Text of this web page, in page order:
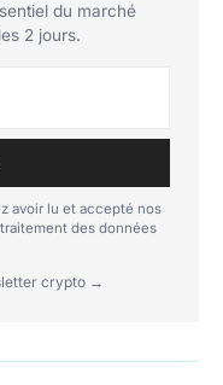
du marché
2 jours.
avoir lu et accepté nos
des données
crypto →